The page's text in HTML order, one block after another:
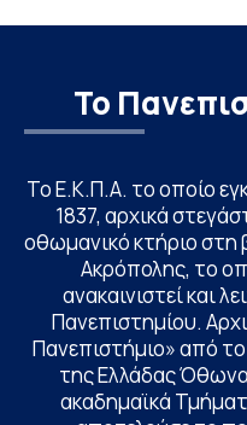
Το
Το Ε.Κ.Π.Α. το οποίο
1837, αρχικά
οθωμανικό κτήριο στη
Ακρόπολης, το
ανακαινιστεί και
Πανεπιστημίου.
Πανεπιστήμιο» από
της Ελλάδας
ακαδημαϊκά